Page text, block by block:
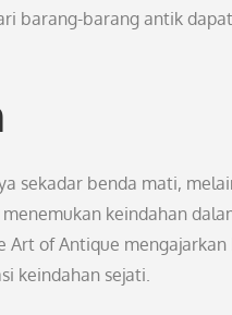
barang-barang antik
sekadar benda mati,
keindahan
Art of Antique
keindahan sejati.